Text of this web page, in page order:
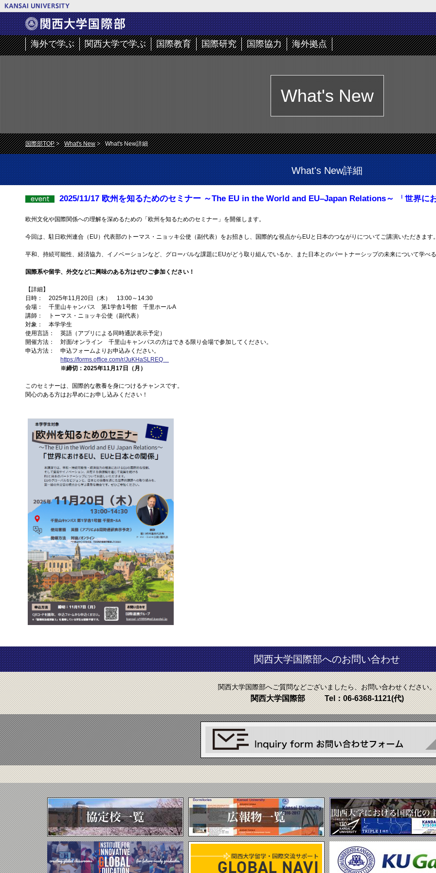
海外で学ぶ 関西大学で学ぶ 国際教育 国際研究 国際協力 海外拠点
What's New
国際部TOP What's New What's New詳細
What's New詳細
2025/11/17 欧州を知るためのセミナー ～The EU in the World and EU–Japan Relations～ 「世界に
欧州文化や国際関係への理解を深めるための「欧州を知るためのセミナー」を開催します。
今回は、駐日欧州連合（EU）代表部のトーマス・ニョッキ公使（副代表）をお招きし、国際的な視点からEUと日本のつながりについてご講演いただきます。
平和、持続可能性、経済協力、イノベーションなど、グローバルな課題にEUがどう取り組んでいるか、また日本とのパートナーシップの未来について学べる
国際系や留学、外交などに興味のある方はぜひご参加ください！
【詳細】
日時： 2025年11月20日（木） 13:00～14:30
会場： 千里山キャンパス 第1学舎1号館 千里ホールA
講師： トーマス・ニョッキ公使（副代表）
対象： 本学学生
使用言語： 英語（アプリによる同時通訳表示予定）
開催方法： 対面/オンライン 千里山キャンパスの方はできる限り会場で参加してください。
申込方法： 申込フォームよりお申込みください。
https://forms.office.com/r/JuKHaSLREQ
※締切：2025年11月17日（月）
このセミナーは、国際的な教養を身につけるチャンスです。
関心のある方はお早めにお申し込みください！
関西大学国際部へのお問い合わせ
関西大学国際部へご質問などございましたら、お問い合わせください。
関西大学国際部 Tel：06-6368-1121(代)